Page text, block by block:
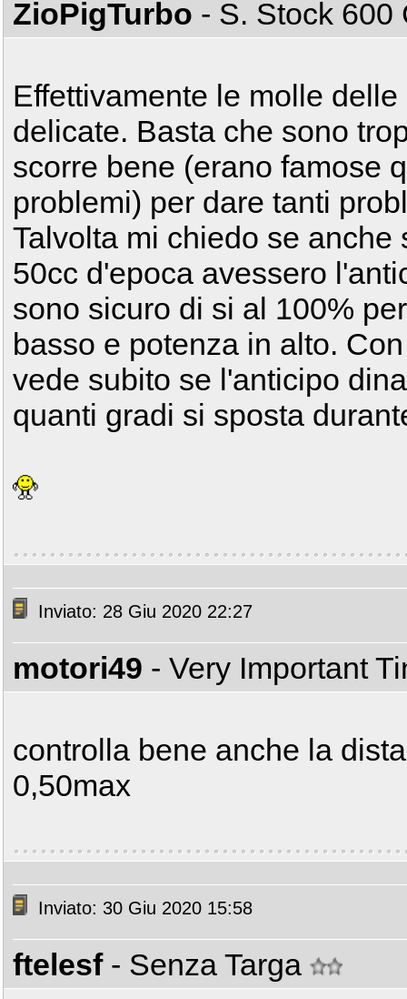
ZioPigTurbo - S. Stock
Effettivamente le molle
delicate. Basta che sono
scorre bene (erano famose
problemi) per dare tanti
Talvolta mi chiedo se
50cc d'epoca avessero
sono sicuro di si al 100%
basso e potenza in alto.
vede subito se l'anticipo
quanti gradi si sposta
Inviato: 28 Giu 2020 22:27
motori49 - Very Important
controlla bene anche la
0,50max
Inviato: 30 Giu 2020 15:58
ftelesf - Senza Targa